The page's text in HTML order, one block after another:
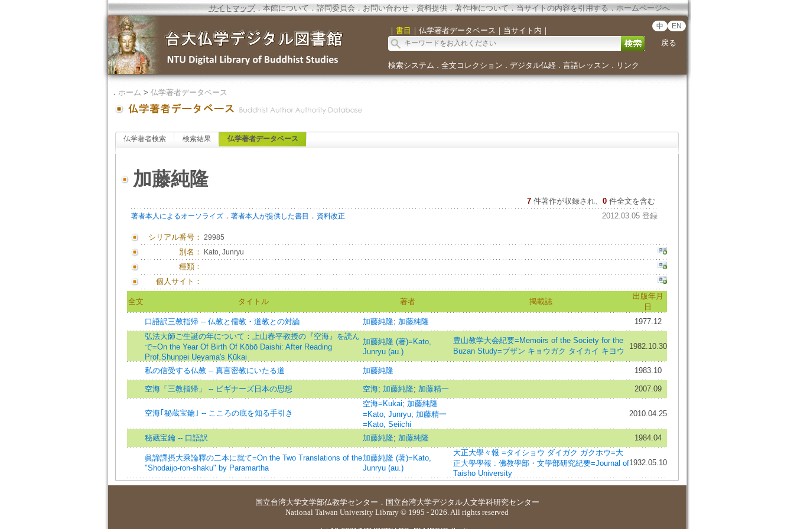
サイトマップ．本館について．諮問委員会． お問い合わせ． 資料提供．著作権について．当サイトの内容を引用する．ホームページへ
｜ 書目 ｜ 仏学著者データベース ｜ 当サイト内 ｜ 中 EN
戻る
検索システム ． 全文コレクション ． デジタル仏経． 言語レッスン ． リンク
． ホーム > 仏学著者データベース
仏学著者検索 検索結果 仏学著者データベース
加藤純隆
7 件著作が収録され、 0件全文を含む
著者本人によるオーソライズ． 著者本人が提供した書目 ． 資料改正 2012.03.05 登録
シリアル番号： 29985
別名： Kato, Junryu
種類：
個人サイト：
全文 タイトル 著者 掲載誌
出版年月
日
口語訳三教指帰 -- 仏教と儒教・道教との対論
加藤純隆; 加藤純隆
1977.12
弘法大師ご生誕の年について：上山春平教授の『空海』を読ん
で=On the Year Of Birth Of Kōbō Daishi: After Reading
Prof.Shunpei Ueyama's Kūkai
加藤純隆 (著)=Kato,
Junryu (au.)
豊山教学大会紀要=Memoirs of the Society for the
Buzan Study=ブザン キョウガク タイカイ キヨウ
1982.10.30
私の信受する仏教 -- 真言密教にいたる道 加藤純隆 1983.10
空海「三教指帰」 -- ビギナーズ日本の思想 空海; 加藤純隆; 加藤精一 2007.09
空海｢秘蔵宝鑰｣ -- こころの底を知る手引き
空海=Kukai; 加藤純隆
=Kato, Junryu; 加藤精一
=Kato, Seiichi
2010.04.25
秘蔵宝鑰 -- 口語訳 加藤純隆; 加藤純隆 1984.04
眞諦譯摂大乘論釋の二本に就て=On the Two Translations of the
"Shodaijo-ron-shaku" by Paramartha
加藤純隆 (著)=Kato,
Junryu (au.)
大正大學々報 =タイショウ ダイガク ガクホウ=大
正大學學報 : 佛教學部・文學部研究紀要=Journal of
Taisho University
1932.05.10
国立台湾大学文学部仏教学センター ． 国立台湾大学デジタル人文学科研究センター
National Taiwan University Library © 1995 - 2026. All rights reserved